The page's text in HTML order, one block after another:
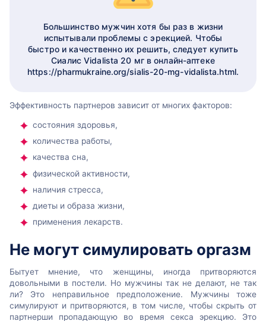
Большинство мужчин хотя бы раз в жизни
испытывали проблемы с эрекцией. Чтобы
быстро и качественно их решить, следует купить
Сиалис Vidalista 20 мг в онлайн-аптеке
https://pharmukraine.org/sialis-20-mg-vidalista.html.
Эффективность партнеров зависит от многих факторов:
состояния здоровья,
количества работы,
качества сна,
физической активности,
наличия стресса,
диеты и образа жизни,
применения лекарств.
Не могут симулировать оргазм
Бытует мнение, что женщины, иногда притворяются
довольными в постели. Но мужчины так не делают, не так
ли? Это неправильное предположение. Мужчины тоже
симулируют и притворяются, в том числе, чтобы скрыть от
партнерши пропадающую во время секса эрекцию. Это